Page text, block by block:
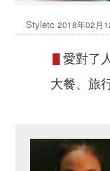
Styletc2018年02月
▋愛對了
大餐、旅